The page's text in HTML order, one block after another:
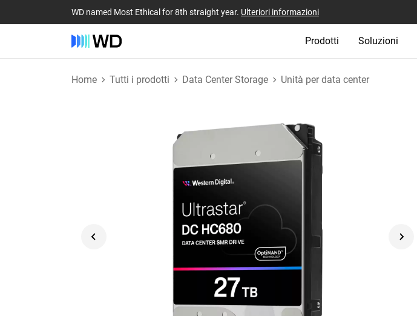
WD named Most Ethical for 8th straight year. Ulteriori informazioni
Prodotti Soluzioni
Home Tutti i prodotti Data Center Storage Unità per data center